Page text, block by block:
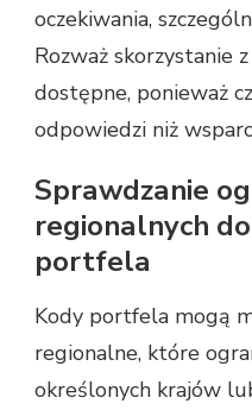
oczekiwania,
Rozważ skorzystanie
dostępne, ponieważ
odpowiedzi niż
Sprawdzanie
regionalnych
portfela
Kody portfela mogą
regionalne, które
określonych krajów